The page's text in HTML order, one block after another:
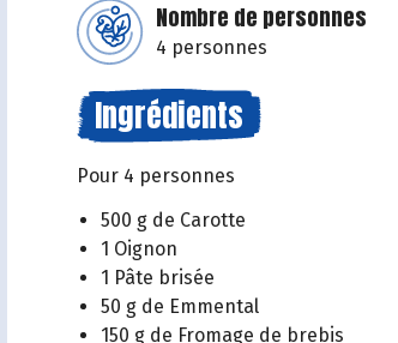
Nombre de personnes
4 personnes
Ingrédients
Pour 4 personnes
500 g de Carotte
1 Oignon
1 Pâte brisée
50 g de Emmental
150 g de Fromage de brebis